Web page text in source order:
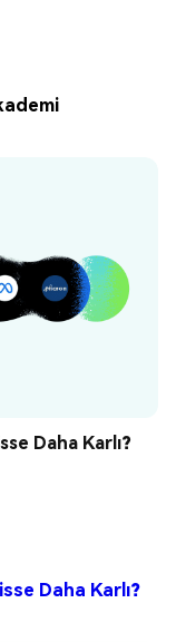
Daha Karlı?
Daha Karlı?